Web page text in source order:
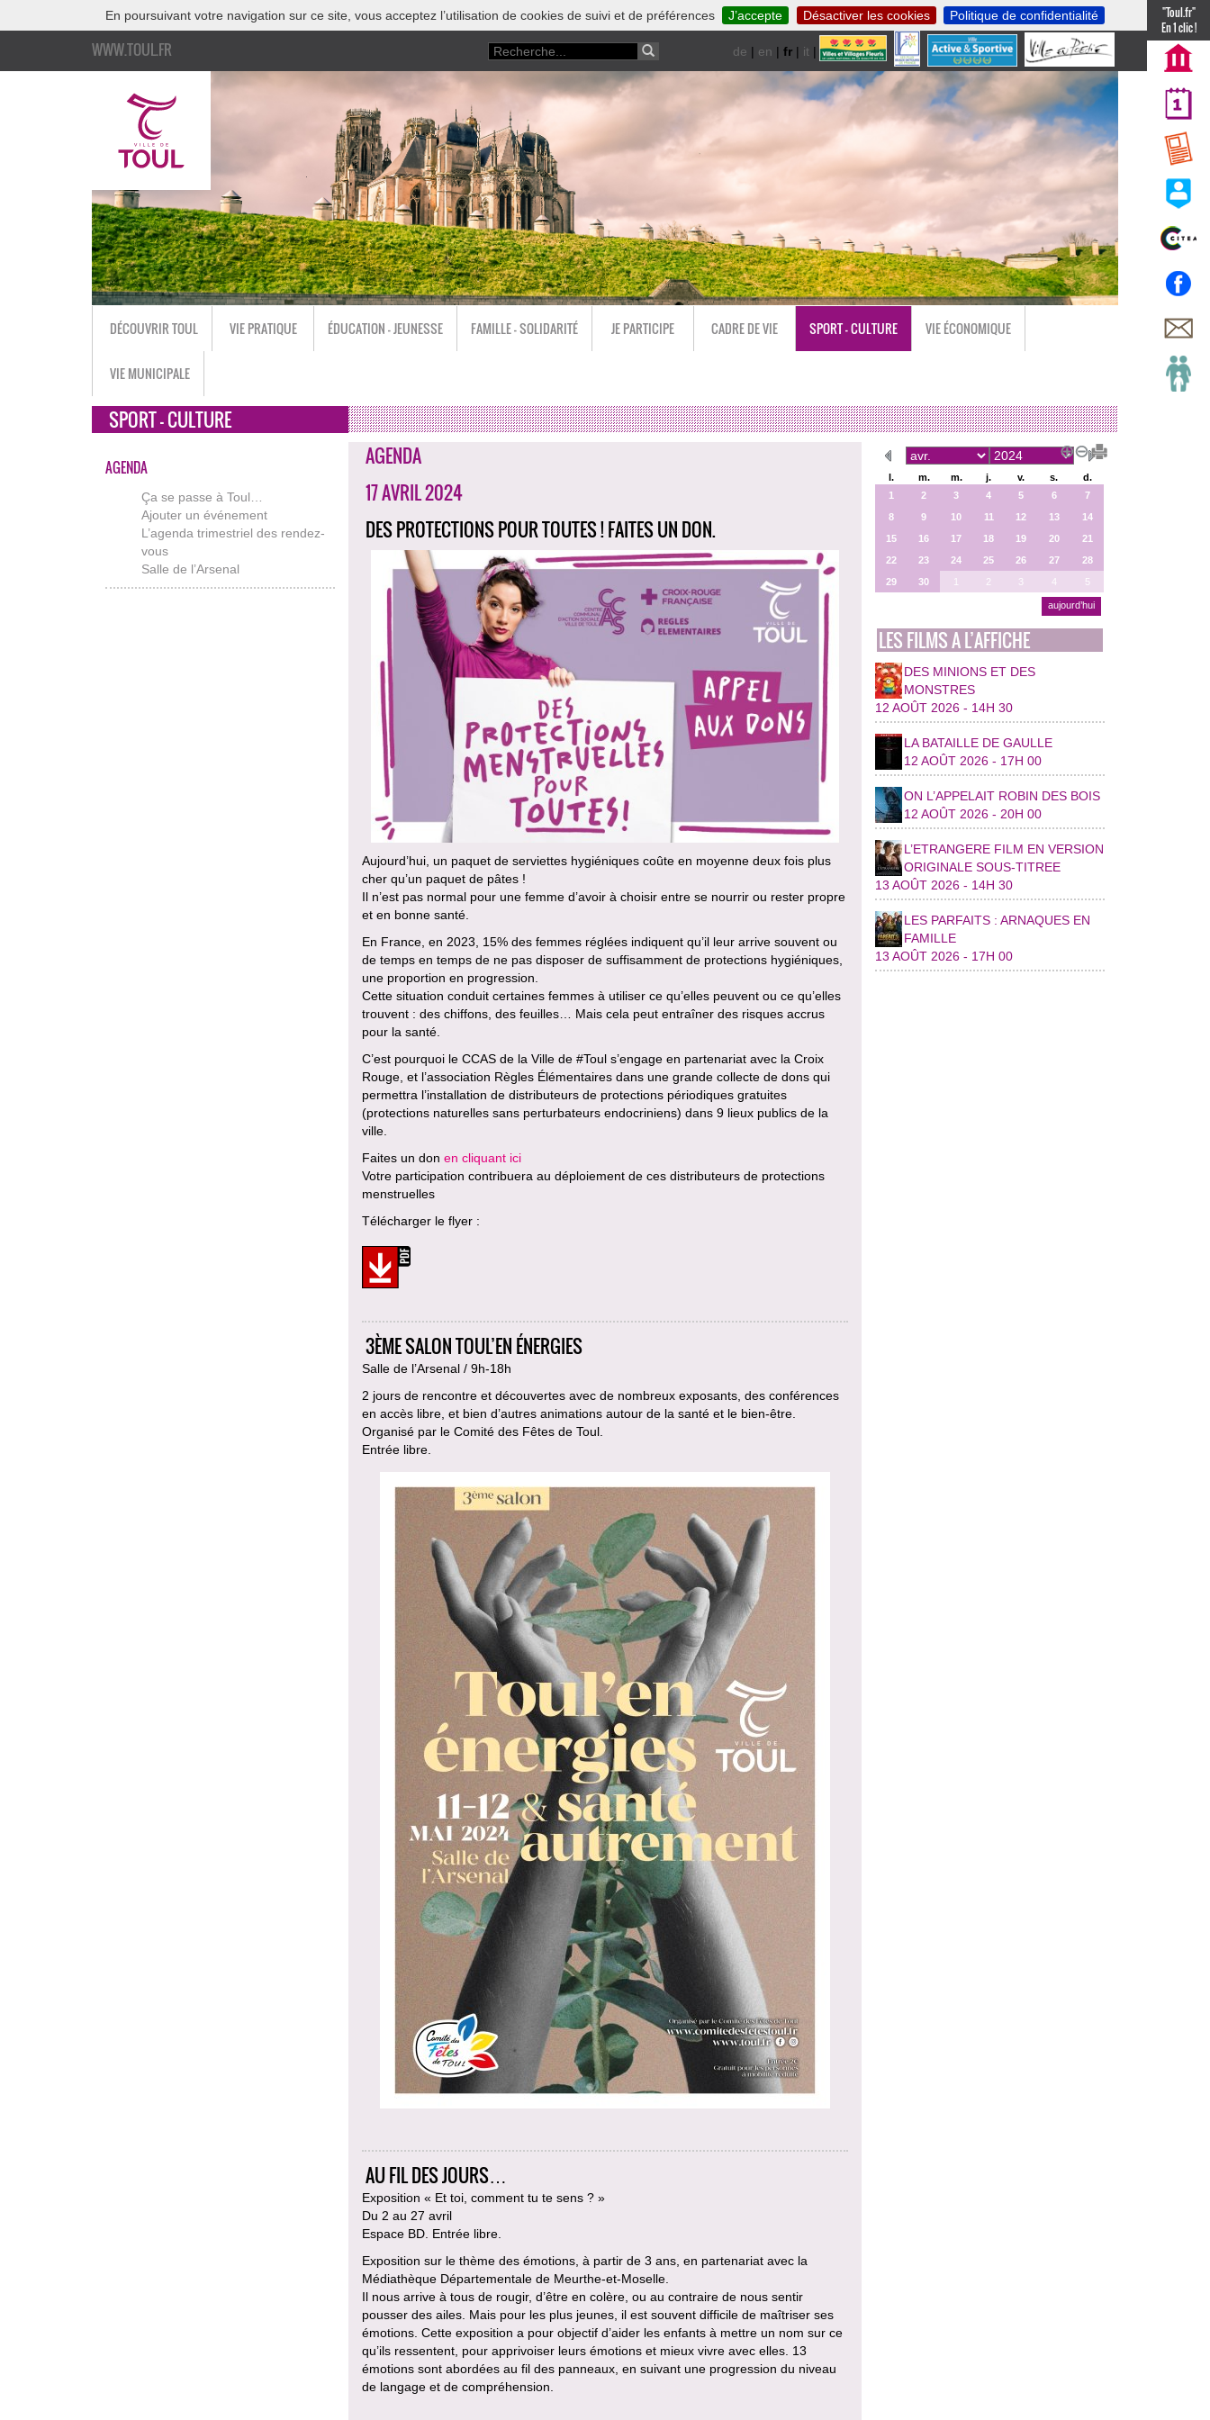
En poursuivant votre navigation sur ce site, vous acceptez l’utilisation de cookies de suivi et de préférences J’accepte Désactiver les cookies Politique de confidentialité
WWW.TOUL.FR de | en | fr | it |nl
"Toul.fr"
En 1 clic !
DÉCOUVRIR TOUL VIE PRATIQUE ÉDUCATION - JEUNESSE FAMILLE - SOLIDARITÉ JE PARTICIPE CADRE DE VIE SPORT - CULTURE VIE ÉCONOMIQUE
VIE MUNICIPALE
SPORT - CULTURE
AGENDA
Ça se passe à Toul…
Ajouter un événement
L’agenda trimestriel des rendez-
vous
Salle de l’Arsenal
AGENDA
17 AVRIL 2024
DES PROTECTIONS POUR TOUTES ! FAITES UN DON.
Aujourd’hui, un paquet de serviettes hygiéniques coûte en moyenne deux fois plus
cher qu’un paquet de pâtes !
Il n’est pas normal pour une femme d’avoir à choisir entre se nourrir ou rester propre
et en bonne santé.
En France, en 2023, 15% des femmes réglées indiquent qu’il leur arrive souvent ou
de temps en temps de ne pas disposer de suffisamment de protections hygiéniques,
une proportion en progression.
Cette situation conduit certaines femmes à utiliser ce qu’elles peuvent ou ce qu’elles
trouvent : des chiffons, des feuilles… Mais cela peut entraîner des risques accrus
pour la santé.
C’est pourquoi le CCAS de la Ville de #Toul s’engage en partenariat avec la Croix
Rouge, et l’association Règles Élémentaires dans une grande collecte de dons qui
permettra l’installation de distributeurs de protections périodiques gratuites
(protections naturelles sans perturbateurs endocriniens) dans 9 lieux publics de la
ville.
Faites un don en cliquant ici
Votre participation contribuera au déploiement de ces distributeurs de protections
menstruelles
Télécharger le flyer :
3ÈME SALON TOUL’EN ÉNERGIES
Salle de l’Arsenal / 9h-18h
2 jours de rencontre et découvertes avec de nombreux exposants, des conférences
en accès libre, et bien d’autres animations autour de la santé et le bien-être.
Organisé par le Comité des Fêtes de Toul.
Entrée libre.
AU FIL DES JOURS…
Exposition « Et toi, comment tu te sens ? »
Du 2 au 27 avril
Espace BD. Entrée libre.
Exposition sur le thème des émotions, à partir de 3 ans, en partenariat avec la
Médiathèque Départementale de Meurthe-et-Moselle.
Il nous arrive à tous de rougir, d’être en colère, ou au contraire de nous sentir
pousser des ailes. Mais pour les plus jeunes, il est souvent difficile de maîtriser ses
émotions. Cette exposition a pour objectif d’aider les enfants à mettre un nom sur ce
qu’ils ressentent, pour apprivoiser leurs émotions et mieux vivre avec elles. 13
émotions sont abordées au fil des panneaux, en suivant une progression du niveau
de langage et de compréhension.
l. m. m. j. v. s.
d.
1
2 3 4 5 6
7
8
9 10 11 12 13
14
15
16 17 18 19 20
21
22
23 24 25 26 27
28
29
30 1 2 3 4 5
aujourd’hui
LES FILMS A L’AFFICHE
DES MINIONS ET DES
MONSTRES
12 AOÛT 2026 - 14H 30
LA BATAILLE DE GAULLE
12 AOÛT 2026 - 17H 00
ON L’APPELAIT ROBIN DES BOIS
12 AOÛT 2026 - 20H 00
L’ETRANGERE FILM EN VERSION
ORIGINALE SOUS-TITREE
13 AOÛT 2026 - 14H 30
LES PARFAITS : ARNAQUES EN
FAMILLE
13 AOÛT 2026 - 17H 00